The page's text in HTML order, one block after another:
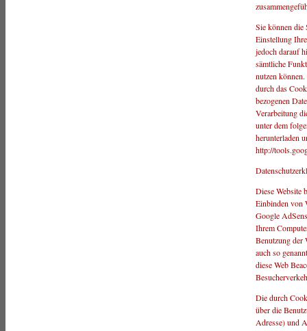
Sie können die
Einstellung
jedoch darauf
sämtliche
nutzen
durch das
bezogenen
Verarbeitung
unter dem
herunterladen
http://
Diese Website
Einbinden von
Google
Ihrem
Benutzung der
auch so
diese Web
Die durch
über die
Adresse) und